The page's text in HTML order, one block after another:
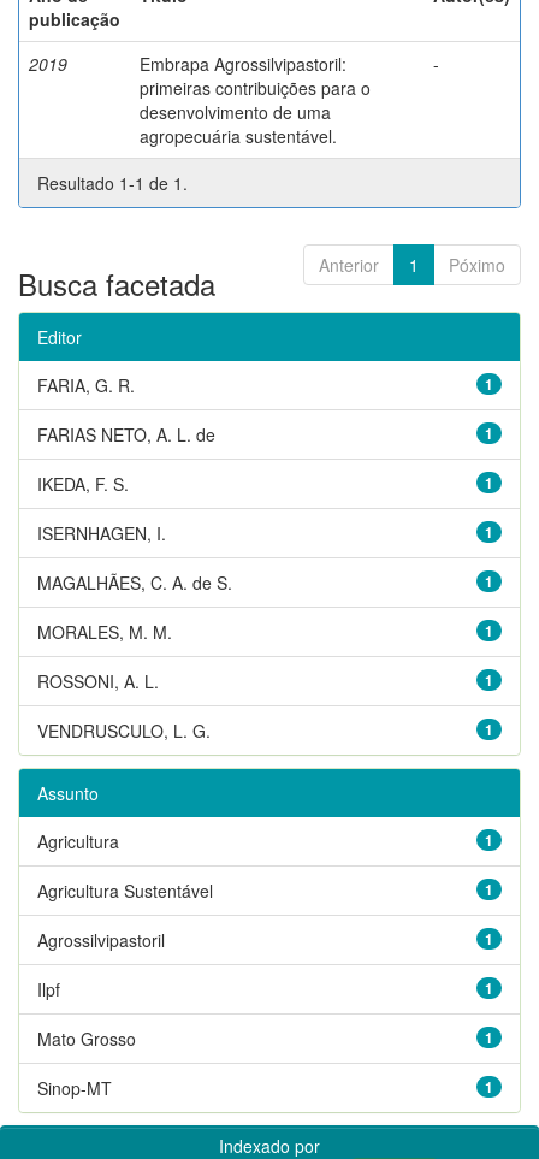
publicação
2019
Embrapa Agrossilvipastoril:
primeiras contribuições para o
desenvolvimento de uma
agropecuária sustentável.
-
Resultado 1-1 de 1.
Anterior 1 Póximo
Busca facetada
Editor
1
FARIA, G. R.
1
FARIAS NETO, A. L. de
1
IKEDA, F. S.
1
ISERNHAGEN, I.
1
MAGALHÃES, C. A. de S.
1
MORALES, M. M.
1
ROSSONI, A. L.
1
VENDRUSCULO, L. G.
Assunto
1
Agricultura
1
Agricultura Sustentável
1
Agrossilvipastoril
1
Ilpf
1
Mato Grosso
1
Sinop-MT
Indexado por